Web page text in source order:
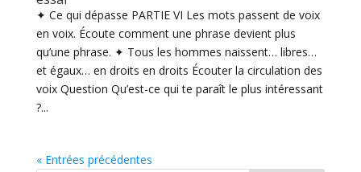
✦ Ce qui dépasse PARTIE VI Les mots passent de voix
en voix. Écoute comment une phrase devient plus
qu’une phrase. ✦ Tous les hommes naissent… libres…
et égaux… en droits en droits Écouter la circulation des
voix Question Qu’est-ce qui te paraît le plus intéressant
?...
« Entrées précédentes